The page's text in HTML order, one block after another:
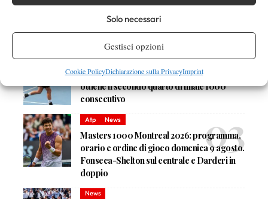
Solo necessari
Gestisci opzioni
Cookie PolicyDichiarazione sulla PrivacyImprint
Rinderknech interrotta, slittano anche
Atp News
Masters 1000 Montreal 2026: Darderi
ottiene il secondo quarto di finale 1000
consecutivo
Atp News
Masters 1000 Montreal 2026: programma,
orario e ordine di gioco domenica 9 agosto.
Fonseca-Shelton sul centrale e Darderi in
doppio
News